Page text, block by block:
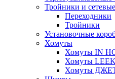
Тройники и
Переходники
Тройники
Установочные
Хомуты
Хомуты IN
Хомуты LEEK
Хомуты